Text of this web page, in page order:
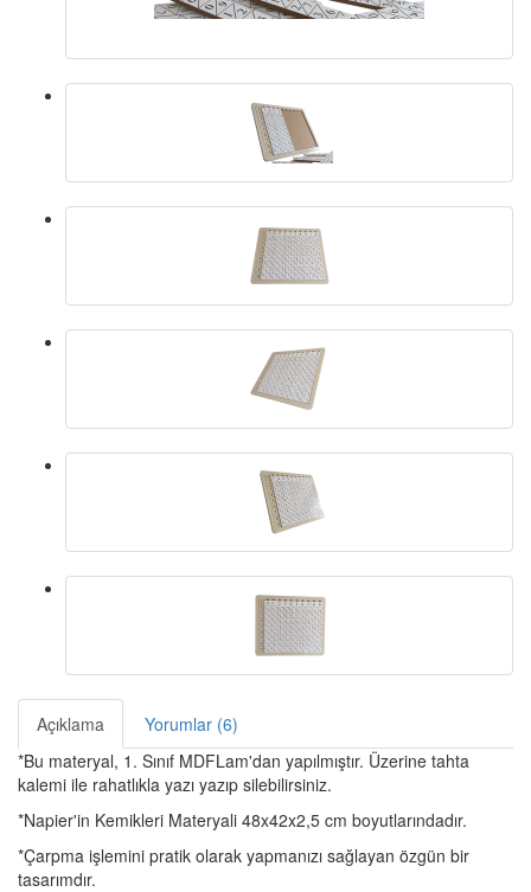
Açıklama
Yorumlar (6)
*Bu materyal, 1. Sınıf MDFLam'dan yapılmıştır. Üzerine tahta
kalemi ile rahatlıkla yazı yazıp silebilirsiniz.
*Napier'in Kemikleri Materyali 48x42x2,5 cm boyutlarındadır.
*Çarpma işlemini pratik olarak yapmanızı sağlayan özgün bir
tasarımdır.